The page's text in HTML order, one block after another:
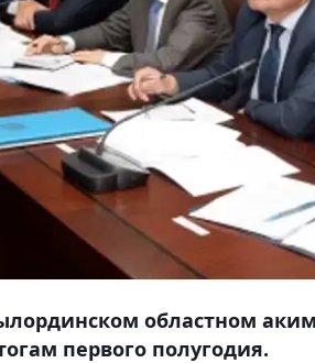
областном
первого полугодия.